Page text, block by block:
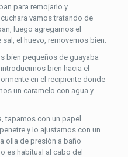
para remojarlo y
vamos tratando de
luego agregamos el
sal, el huevo, removemos bien.
bien pequeños de guayaba
bien hacia el
en el recipiente donde
un caramelo con agua y
tapamos con un papel
y lo ajustamos con un
olla de presión a baño
es habitual al cabo del